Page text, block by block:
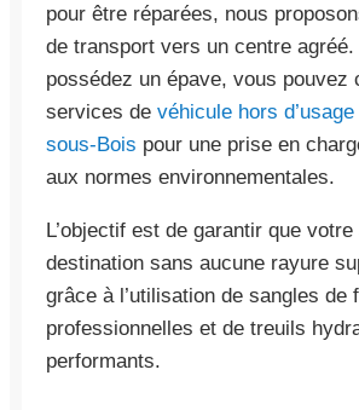
pour être réparées, nous
de transport vers un centre
possédez un épave, vous pouvez
services de véhicule hors
sous-Bois pour une prise en
aux normes environnementales.
L’objectif est de garantir que
destination sans aucune rayure
grâce à l’utilisation de sangles de
professionnelles et de treuils
performants.